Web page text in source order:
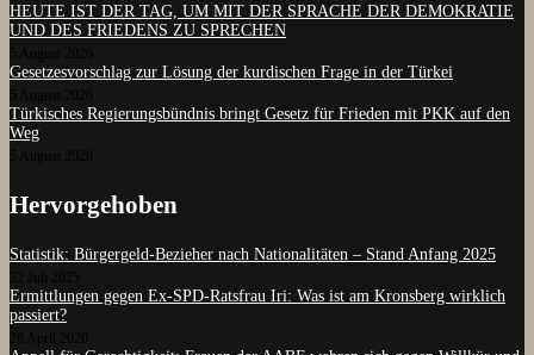
HEUTE IST DER TAG, UM MIT DER SPRACHE DER DEMOKRATIE
UND DES FRIEDENS ZU SPRECHEN
Gesetzesvorschlag zur Lösung der kurdischen Frage in der Türkei
Türkisches Regierungsbündnis bringt Gesetz für Frieden mit PKK auf den
Weg
Hervorgehoben
Statistik: Bürgergeld-Bezieher nach Nationalitäten – Stand Anfang 2025
Ermittlungen gegen Ex-SPD-Ratsfrau Iri: Was ist am Kronsberg wirklich
passiert?